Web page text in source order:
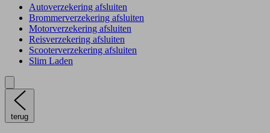
Autoverzekering afsluiten
Brommerverzekering afsluiten
Motorverzekering afsluiten
Reisverzekering afsluiten
Scooterverzekering afsluiten
Slim Laden
terug